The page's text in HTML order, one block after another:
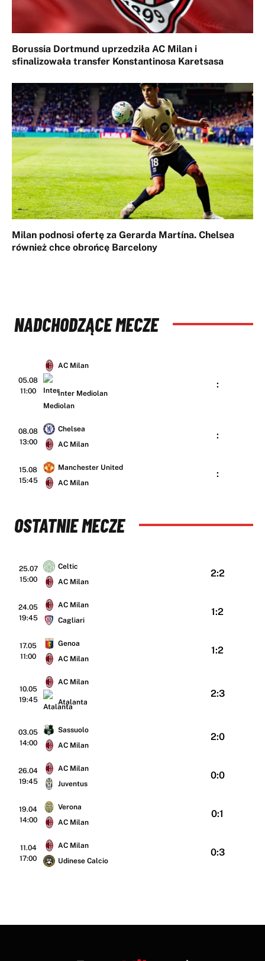
Borussia Dortmund uprzedziła AC Milan i
sfinalizowała transfer Konstantinosa Karetsasa
Milan podnosi ofertę za Gerarda Martína. Chelsea
również chce obrońcę Barcelony
NADCHODZĄCE MECZE
05.08
11:00
AC Milan
Inter Mediolan
:
08.08
13:00
Chelsea
AC Milan
:
15.08
15:45
Manchester United
AC Milan
:
OSTATNIE MECZE
25.07
15:00
Celtic
AC Milan
2:2
24.05
19:45
AC Milan
Cagliari
1:2
17.05
11:00
Genoa
AC Milan
1:2
10.05
19:45
AC Milan
Atalanta
2:3
03.05
14:00
Sassuolo
AC Milan
2:0
26.04
19:45
AC Milan
Juventus
0:0
19.04
14:00
Verona
AC Milan
0:1
11.04
17:00
AC Milan
Udinese Calcio
0:3